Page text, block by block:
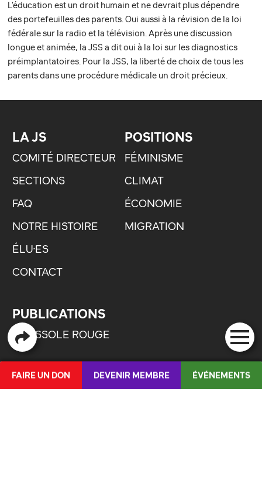
L'éducation est un droit humain et ne devrait plus dépendre
des portefeuilles des parents. Oui aussi à la révision de la loi
fédérale sur la radio et la télévision. Après une discussion
longue et animée, la JSS a dit oui à la loi sur les diagnostics
préimplantatoires. Pour la JSS, la liberté de choix de tous les
parents dans une procédure médicale un droit précieux.
LA JS
COMITÉ DIRECTEUR
SECTIONS
FAQ
NOTRE HISTOIRE
ÉLU·ES
CONTACT
POSITIONS
FÉMINISME
CLIMAT
ÉCONOMIE
MIGRATION
PUBLICATIONS
BOUSSOLE ROUGE
QUICKLINKS
FAIRE UN DON DEVENIR MEMBRE ÉVÉNEMENTS